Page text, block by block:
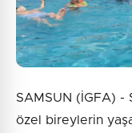
SAMSUN (İGFA) -
özel bireylerin